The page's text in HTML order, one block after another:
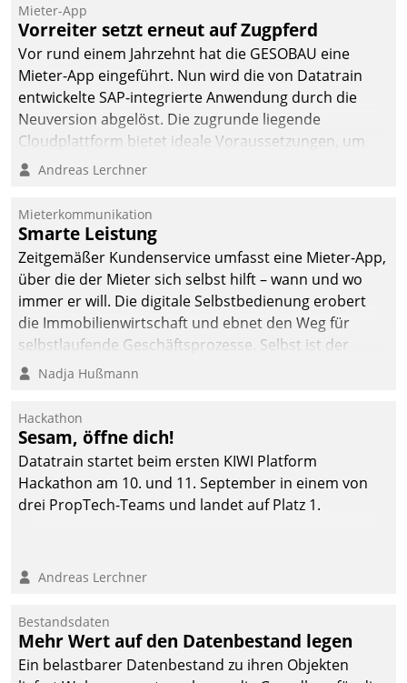
der
Wohnungswirtschaft“.
Bewerben können sich
dafür ein Team
bestehend aus
Wohnungsunternehmen
und PropTech.
Mieter-App
Vorreiter setzt erneut auf Zugpferd
Vor rund einem Jahrzehnt hat die GESOBAU eine
Mieter-App eingeführt. Nun wird die von Datatrain
entwickelte SAP-integrierte Anwendung durch die
Neuversion abgelöst. Die zugrunde liegende
Cloudplattform bietet ideale Voraussetzungen, um
die Funktionalität der App zu erweitern und weitere
integrieren.
Andreas Lerchner
Mieterkommunikation
Smarte Leistung
Zeitgemäßer Kundenservice umfasst eine Mieter-App,
über die der Mieter sich selbst hilft – wann und wo
immer er will. Die digitale Selbstbedienung erobert
die Immobilienwirtschaft und ebnet den Weg für
selbstlaufende Geschäftsprozesse. Selbst ist der
Kunde und smart der Serviceanbieter.
Nadja Hußmann
Hackathon
Sesam, öffne dich!
Datatrain startet beim ersten KIWI Platform
Hackathon am 10. und 11. September in einem von
drei PropTech-Teams und landet auf Platz 1.
Andreas Lerchner
Bestandsdaten
Mehr Wert auf den Datenbestand legen
Ein belastbarer Datenbestand zu ihren Objekten